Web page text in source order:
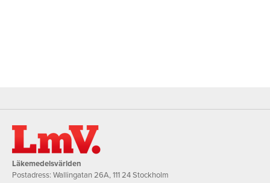
Läkemedelsvärlden
Postadress: Wallingatan 26A, 111 24 Stockholm